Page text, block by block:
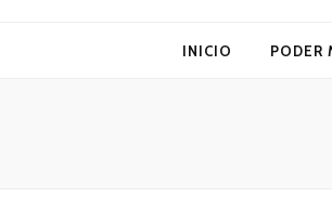
INICIO PODER